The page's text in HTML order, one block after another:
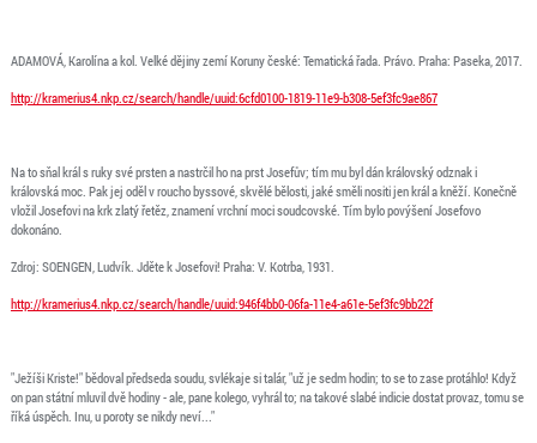
ADAMOVÁ, Karolína a kol. Velké dějiny zemí Koruny české: Tematická řada. Právo. Praha: Paseka, 2017.
http://kramerius4.nkp.cz/search/handle/uuid:6cfd0100-1819-11e9-b308-5ef3fc9ae867
Na to sňal král s ruky své prsten a nastrčil ho na prst Josefův; tím mu byl dán královský odznak i
královská moc. Pak jej oděl v roucho byssové, skvělé bělosti, jaké směli nositi jen král a kněží. Konečně
vložil Josefovi na krk zlatý řetěz, znamení vrchní moci soudcovské. Tím bylo povýšení Josefovo
dokonáno.
Zdroj: SOENGEN, Ludvík. Jděte k Josefovi! Praha: V. Kotrba, 1931.
http://kramerius4.nkp.cz/search/handle/uuid:946f4bb0-06fa-11e4-a61e-5ef3fc9bb22f
"Ježíši Kriste!" bědoval předseda soudu, svlékaje si talár, "už je sedm hodin; to se to zase protáhlo! Když
on pan státní mluvil dvě hodiny - ale, pane kolego, vyhrál to; na takové slabé indicie dostat provaz, tomu se
říká úspěch. Inu, u poroty se nikdy neví..."